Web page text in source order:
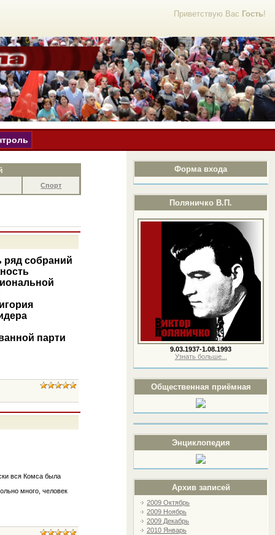
Приветствую Вас Гость!
Форма входа
Поляничко В.П.
9.03.1937-1.08.1993
Узнать больше...
Общественная приёмная
Энциклопедия
Архив записей
2009 Октябрь
2009 Ноябрь
2009 Декабрь
2010 Январь
Спорт
ряд собраний
парти
вся Комса была
много, человек